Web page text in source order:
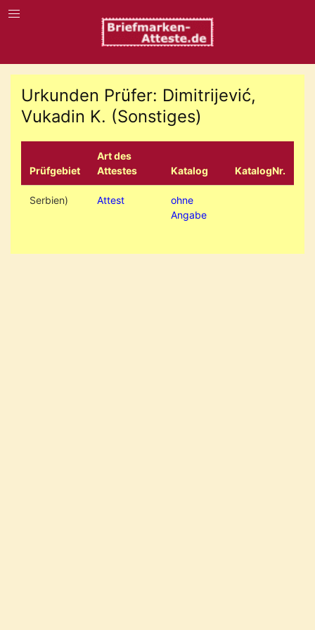
Urkunden Prüfer: Dimitrijević,
Vukadin K. (Sonstiges)
Prüfgebiet
Art des
Attestes
Katalog KatalogNr.
Serbien) Attest
ohne
Angabe